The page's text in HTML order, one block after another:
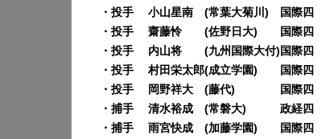
・投手 小山星南 (常葉大菊川) 国際四
・投手 齋藤怜 (佐野日大) 国際四
・投手 内山将 (九州国際大付)国際四
・投手 村田栄太郎(成立学園) 国際四
・投手 岡野祥大 (藤代) 国際四
・捕手 清水裕成 (常磐大) 政経四
・捕手 雨宮快成 (加藤学園) 国際四